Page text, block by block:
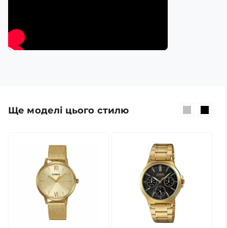
Ще моделі цього стилю